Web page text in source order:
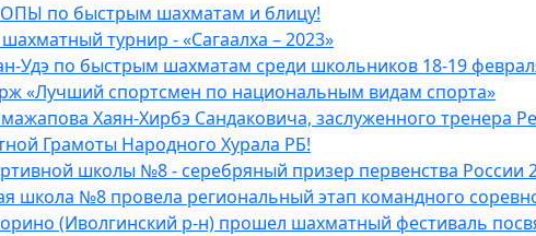
по быстрым шахматам и блицу!
турнир - «Сагаалха – 2023»
Удэ по быстрым шахматам среди школьников 18-19
«Лучший спортсмен по национальным видам спорта»
Хаян-Хирбэ Сандаковича, заслуженного тренера
Грамоты Народного Хурала РБ!
школы №8 - серебряный призер первенства России
школа №8 провела региональный этап командного
(Иволгинский р-н) прошел шахматный фестиваль